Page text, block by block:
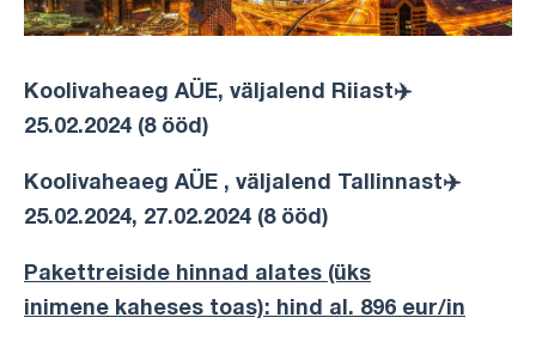
Koolivaheaeg AÜE, väljalend Riiast✈️
25.02.2024 (8 ööd)
Koolivaheaeg AÜE , väljalend Tallinnast✈️
25.02.2024, 27.02.2024 (8 ööd)
Pakettreiside hinnad alates (üks
inimene kaheses toas): hind al. 896 eur/in